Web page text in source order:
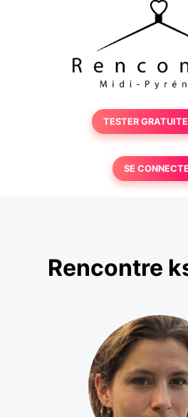
TESTER
SE
Rencontre